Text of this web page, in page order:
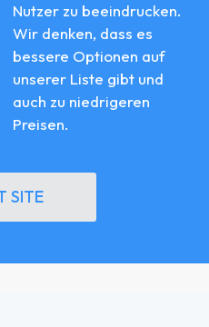
Nutzer zu beeindrucken.
Wir denken, dass es
bessere Optionen auf
unserer Liste gibt und
auch zu niedrigeren
Preisen.
SITE